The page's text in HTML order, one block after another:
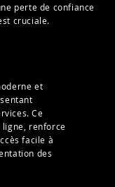
perte de confiance
cruciale.
et
Ce
ligne, renforce
facile à
des